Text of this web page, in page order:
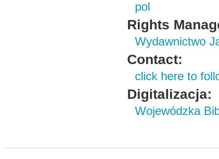
pol
Rights
Wydawnictwo
Contact:
click here to
Digitalizacja:
Wojewódzka